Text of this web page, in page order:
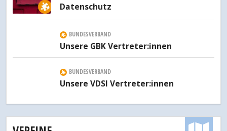
Datenschutz
BUNDESVERBAND
Unsere GBK Vertreter:innen
BUNDESVERBAND
Unsere VDSI Vertreter:innen